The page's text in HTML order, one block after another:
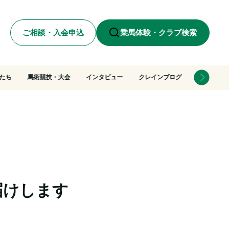
ご相談・入会申込 乗馬体験・クラブ検索
ち 馬術競技・大会 インタビュー クレインブログ
します